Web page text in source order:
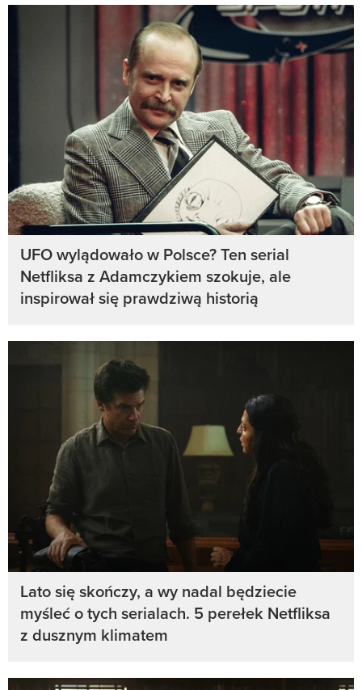
UFO wylądowało w Polsce? Ten serial
Netfliksa z Adamczykiem szokuje, ale
inspirował się prawdziwą historią
Lato się skończy, a wy nadal będziecie
myśleć o tych serialach. 5 perełek Netfliksa
z dusznym klimatem